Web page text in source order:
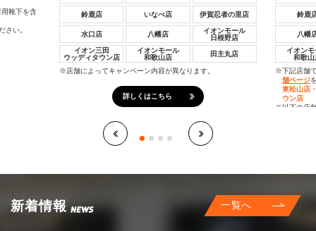
靴下を含
さい。
鈴鹿店 いなべ店 伊賀忍者の里店
水口店 八幡店
イオンモール
日根野店
イオン三田
ウッディタウン店
イオンモール
和歌山店
田主丸店
※店舗によってキャンペーン内容が異なります。
詳しくはこちら
鈴鹿
八幡
イオンモ
和歌山
※下記店舗
舗ページ
東松山店
ウン店
※以下の店
新着情報 一覧へ